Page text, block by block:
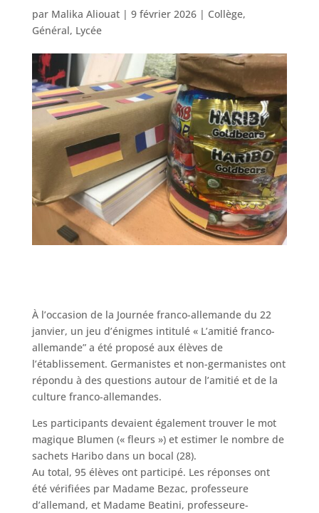
par Malika Aliouat| 9 février 2026| Collège,
Général, Lycée
À l’occasion de la Journée franco-allemande du 22
janvier, un jeu d’énigmes intitulé « L’amitié franco-
allemande” a été proposé aux élèves de
l’établissement. Germanistes et non-germanistes ont
répondu à des questions autour de l’amitié et de la
culture franco-allemandes.
Les participants devaient également trouver le mot
magique Blumen (« fleurs ») et estimer le nombre de
sachets Haribo dans un bocal (28).
Au total, 95 élèves ont participé. Les réponses ont
été vérifiées par Madame Bezac, professeure
d’allemand, et Madame Beatini, professeure-